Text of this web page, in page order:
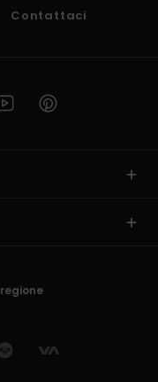
Contattaci